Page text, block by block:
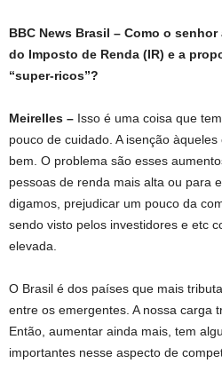
BBC News Brasil – Como o senhor
do Imposto de Renda (IR) e a
“super-ricos”?
Meirelles – Isso é uma coisa que
pouco de cuidado. A isenção
bem. O problema são esses
pessoas de renda mais alta ou para
digamos, prejudicar um pouco da
sendo visto pelos investidores e etc
elevada.
O Brasil é dos países que mais
entre os emergentes. A nossa carga
Então, aumentar ainda mais, tem
importantes nesse aspecto de